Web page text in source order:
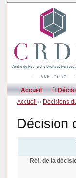
Accueil
Accueil » Décisions
Décision
Réf. de la